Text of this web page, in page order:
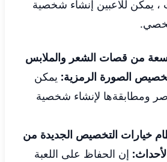
، يمكن للاعبين إنشاء شخصية
من قصات الشعر والملابس
الصورة الرمزية: يمكن
ومطابقةها لإنشاء شخصية
خيارات التخصيص الجديدة من
إن الحفاظ على اللعبة